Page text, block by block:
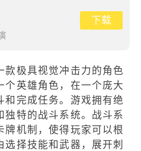
下载
款极具视觉冲击力的角色
个英雄角色，在一个庞大
和完成任务。游戏拥有绝
独特的战斗系统。战斗系
牌机制，使得玩家可以根
择技能和武器，展开刺